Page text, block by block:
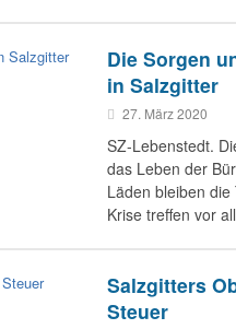
Die Sorgen
in Salzgitter
27. März 2020
SZ-Lebenstedt.
das Leben der
Läden bleiben
Krise treffen vor
Salzgitters
Steuer